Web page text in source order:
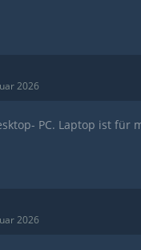
2026
PC. Laptop ist für
2026